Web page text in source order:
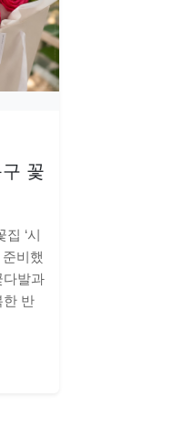
꽃
‘시
비했
다발과
한 반